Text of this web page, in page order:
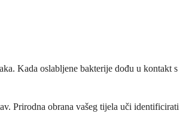
Kada oslabljene bakterije dođu u kontakt s
Prirodna obrana vašeg tijela uči identificirati